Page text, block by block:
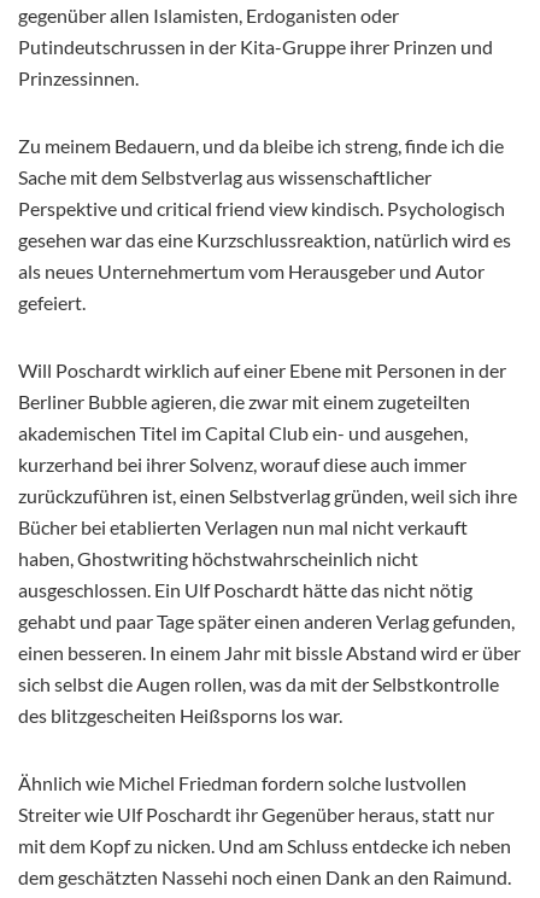
gegenüber allen Islamisten, Erdoganisten oder
Putindeutschrussen in der Kita-Gruppe ihrer Prinzen und
Prinzessinnen.
Zu meinem Bedauern, und da bleibe ich streng, finde ich die
Sache mit dem Selbstverlag aus wissenschaftlicher
Perspektive und critical friend view kindisch. Psychologisch
gesehen war das eine Kurzschlussreaktion, natürlich wird es
als neues Unternehmertum vom Herausgeber und Autor
gefeiert.
Will Poschardt wirklich auf einer Ebene mit Personen in der
Berliner Bubble agieren, die zwar mit einem zugeteilten
akademischen Titel im Capital Club ein- und ausgehen,
kurzerhand bei ihrer Solvenz, worauf diese auch immer
zurückzuführen ist, einen Selbstverlag gründen, weil sich ihre
Bücher bei etablierten Verlagen nun mal nicht verkauft
haben, Ghostwriting höchstwahrscheinlich nicht
ausgeschlossen. Ein Ulf Poschardt hätte das nicht nötig
gehabt und paar Tage später einen anderen Verlag gefunden,
einen besseren. In einem Jahr mit bissle Abstand wird er über
sich selbst die Augen rollen, was da mit der Selbstkontrolle
des blitzgescheiten Heißsporns los war.
Ähnlich wie Michel Friedman fordern solche lustvollen
Streiter wie Ulf Poschardt ihr Gegenüber heraus, statt nur
mit dem Kopf zu nicken. Und am Schluss entdecke ich neben
dem geschätzten Nassehi noch einen Dank an den Raimund.